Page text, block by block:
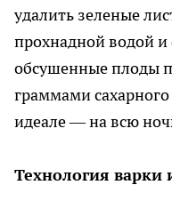
удалить зеленые
прохнадной водой и
обсушенные плоды
граммами
идеале — на всю
Технология варки